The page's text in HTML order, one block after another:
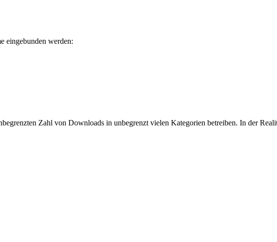
eingebunden werden:
Zahl von Downloads in unbegrenzt vielen Kategorien betreiben. In der